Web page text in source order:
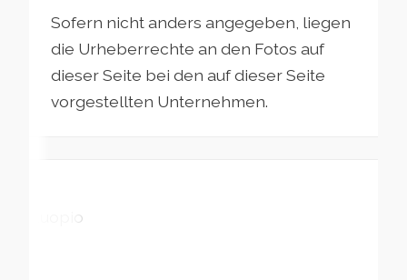
Sofern nicht anders angegeben, liegen
die Urheberrechte an den Fotos auf
dieser Seite bei den auf dieser Seite
vorgestellten Unternehmen.
Kuopio